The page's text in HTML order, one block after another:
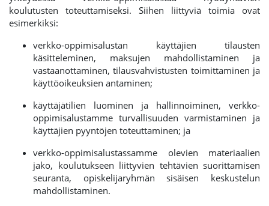
koulutusten toteuttamiseksi. Siihen liittyviä toimia ovat
esimerkiksi:
verkko-oppimisalustan käyttäjien tilausten
käsitteleminen, maksujen mahdollistaminen ja
vastaanottaminen, tilausvahvistusten toimittaminen ja
käyttöoikeuksien antaminen;
käyttäjätilien luominen ja hallinnoiminen, verkko-
oppimisalustamme turvallisuuden varmistaminen ja
käyttäjien pyyntöjen toteuttaminen; ja
verkko-oppimisalustassamme olevien materiaalien
jako, koulutukseen liittyvien tehtävien suorittamisen
seuranta, opiskelijaryhmän sisäisen keskustelun
mahdollistaminen.